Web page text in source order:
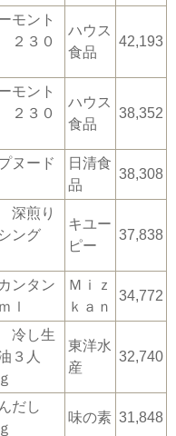
モント
２３０
ハウス
食品
42,193
モント
２３０
ハウス
食品
38,352
ヌード
日清食
品
38,308
深煎り
ング
キユー
ピー
37,838
ンタン
ｌ
Ｍｉｚ
ｋａｎ
34,772
冷し生
３人
東洋水
産
32,740
だし
味の素 31,848